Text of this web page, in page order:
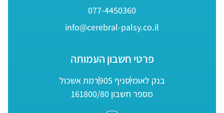
077-4450360
info@cerebral-palsy.co.il
פרטי חשבון העמותה
בנק לאומיסניף 905
רמת אשכול
מספר חשבון 161800/80